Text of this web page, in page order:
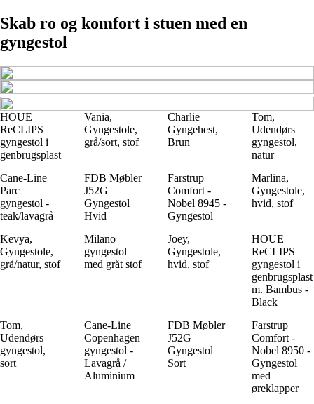
Skab ro og komfort i stuen med en
gyngestol
HOUE
ReCLIPS
gyngestol i
genbrugsplast
Vania,
Gyngestole,
grå/sort, stof
Charlie
Gyngehest,
Brun
Tom,
Udendørs
gyngestol,
natur
Cane-Line
Parc
gyngestol -
teak/lavagrå
FDB Møbler
J52G
Gyngestol
Hvid
Farstrup
Comfort -
Nobel 8945 -
Gyngestol
Marlina,
Gyngestole,
hvid, stof
Kevya,
Gyngestole,
grå/natur, stof
Milano
gyngestol
med gråt stof
Joey,
Gyngestole,
hvid, stof
HOUE
ReCLIPS
gyngestol i
genbrugsplast
m. Bambus -
Black
Tom,
Udendørs
gyngestol,
sort
Cane-Line
Copenhagen
gyngestol -
Lavagrå /
Aluminium
FDB Møbler
J52G
Gyngestol
Sort
Farstrup
Comfort -
Nobel 8950 -
Gyngestol
med
øreklapper